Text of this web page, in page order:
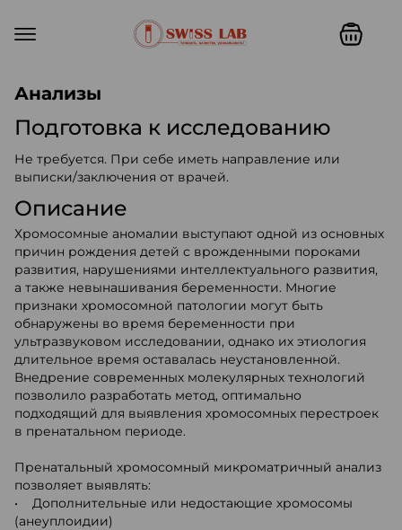
Анализы
Подготовка к исследованию
Не требуется. При себе иметь направление или
выписки/заключения от врачей.
Описание
Хромосомные аномалии выступают одной из основных
причин рождения детей с врожденными пороками
развития, нарушениями интеллектуального развития,
а также невынашивания беременности. Многие
признаки хромосомной патологии могут быть
обнаружены во время беременности при
ультразвуковом исследовании, однако их этиология
длительное время оставалась неустановленной.
Внедрение современных молекулярных технологий
позволило разработать метод, оптимально
подходящий для выявления хромосомных перестроек
в пренатальном периоде.
Пренатальный хромосомный микроматричный анализ
позволяет выявлять:
• Дополнительные или недостающие хромосомы
(анеуплоидии)